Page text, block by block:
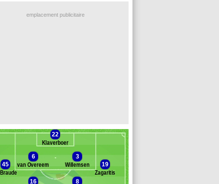
: Arsenal s'incline face au Real Betis
emplacement publicitaire
22
Klaverboer
6
van Overeem
3
Willemsen
45
19
Zagaritis
16
8